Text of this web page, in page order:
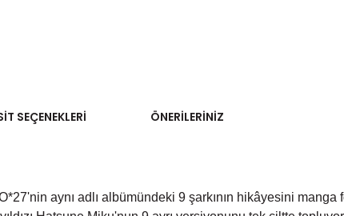
SEÇENEKLERI ÖNERILERINIZ
aynı adlı albümündeki 9 şarkının hikâyesini manga